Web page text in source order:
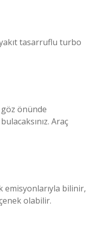
tasarruflu turbo
göz önünde
Araç
bilinir,
olabilir.